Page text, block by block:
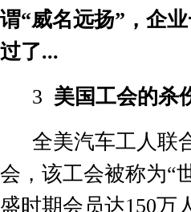
谓“威名远扬”，企
过了...
3 美国工会的杀
全美汽车工人联
会，该工会被称为“
盛时期会员达150万